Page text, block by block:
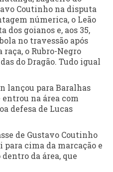
Coutinho na disputa
númerica, o Leão
dos goianos e, aos 35,
no travessão após
raça, o Rubro-Negro
do Dragão. Tudo igual
lançou para Baralhas
na área com
defesa de Lucas
de Gustavo Coutinho
para cima da marcação e
da área, que